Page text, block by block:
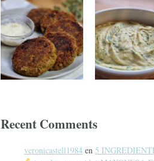
Recent Comments
veronicastell1984 en 5